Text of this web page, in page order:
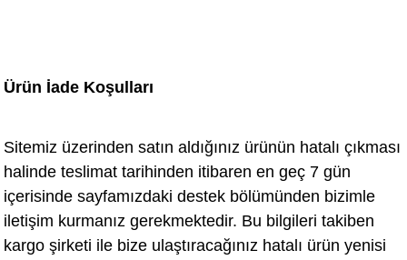
Ürün İade Koşulları
Sitemiz üzerinden satın aldığınız ürünün hatalı çıkması
halinde teslimat tarihinden itibaren en geç 7 gün
içerisinde sayfamızdaki destek bölümünden bizimle
iletişim kurmanız gerekmektedir. Bu bilgileri takiben
kargo şirketi ile bize ulaştıracağınız hatalı ürün yenisi